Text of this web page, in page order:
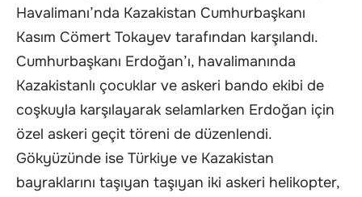
Havalimanı’nda Kazakistan Cumhurbaşkanı
Kasım Cömert Tokayev tarafından karşılandı.
Cumhurbaşkanı Erdoğan’ı, havalimanında
Kazakistanlı çocuklar ve askeri bando ekibi de
coşkuyla karşılayarak selamlarken Erdoğan için
özel askeri geçit töreni de düzenlendi.
Gökyüzünde ise Türkiye ve Kazakistan
bayraklarını taşıyan taşıyan iki askeri helikopter,